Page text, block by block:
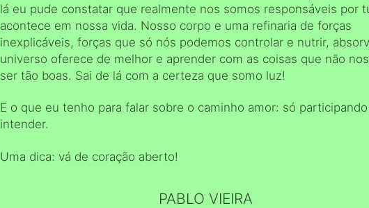
lá eu pude constatar que realmente nos somos responsáveis por
acontece em nossa vida. Nosso corpo e uma refinaria de forças
inexplicáveis, forças que só nós podemos controlar e nutrir,
universo oferece de melhor e aprender com as coisas que não
ser tão boas. Sai de lá com a certeza que somo luz!
E o que eu tenho para falar sobre o caminho amor: só participando
intender.
Uma dica: vá de coração aberto!
PABLO VIEIRA